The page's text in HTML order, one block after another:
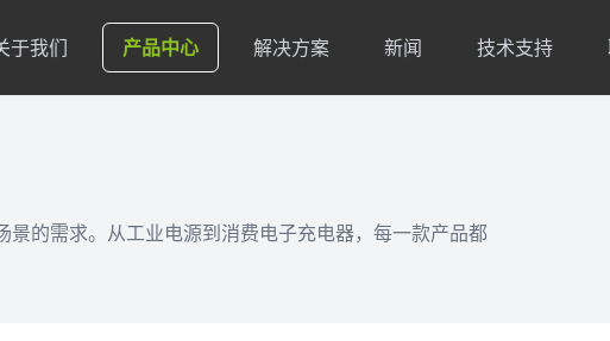
于我们 产品中心 解决方案 新闻 技术支持
的需求。从工业电源到消费电子充电器，每一款产品都